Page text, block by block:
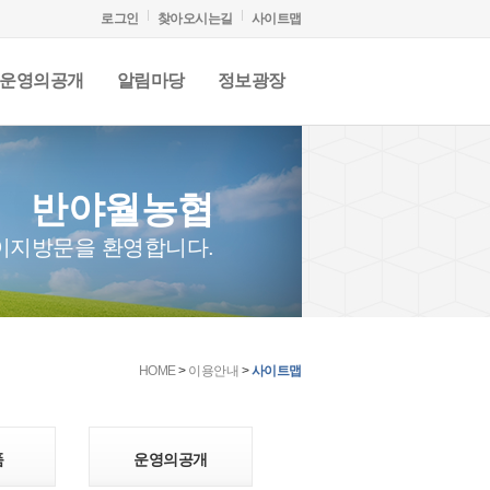
로그인 찾아오시는길 사이트맵
운영의공개 알림마당 정보광장
반야월농협
지방문을 환영합니다.
HOME> 이용안내 >사이트맵
운영의공개